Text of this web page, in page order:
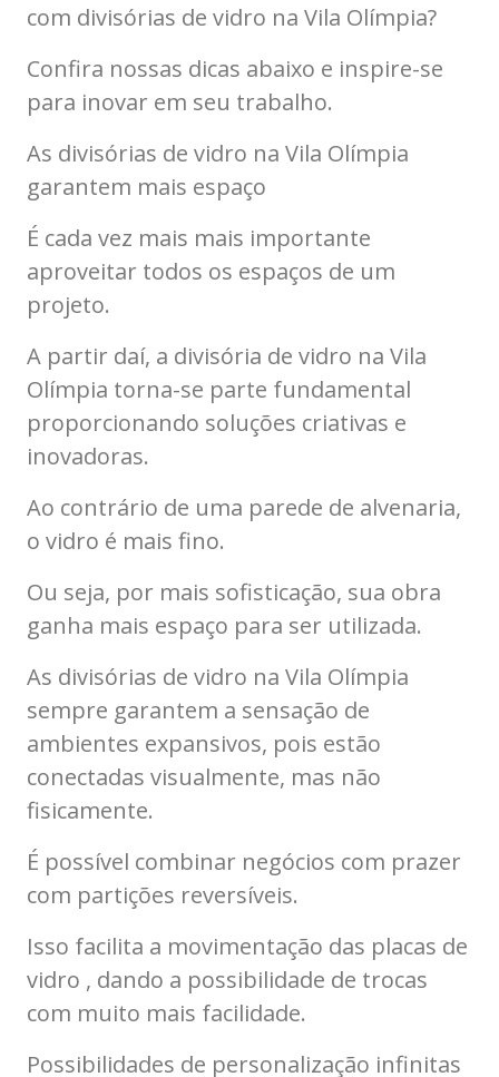
com divisórias de vidro na Vila Olímpia?
Confira nossas dicas abaixo e inspire-se
para inovar em seu trabalho.
As divisórias de vidro na Vila Olímpia
garantem mais espaço
É cada vez mais mais importante
aproveitar todos os espaços de um
projeto.
A partir daí, a divisória de vidro na Vila
Olímpia torna-se parte fundamental
proporcionando soluções criativas e
inovadoras.
Ao contrário de uma parede de alvenaria,
o vidro é mais fino.
Ou seja, por mais sofisticação, sua obra
ganha mais espaço para ser utilizada.
As divisórias de vidro na Vila Olímpia
sempre garantem a sensação de
ambientes expansivos, pois estão
conectadas visualmente, mas não
fisicamente.
É possível combinar negócios com prazer
com partições reversíveis.
Isso facilita a movimentação das placas de
vidro , dando a possibilidade de trocas
com muito mais facilidade.
Possibilidades de personalização infinitas